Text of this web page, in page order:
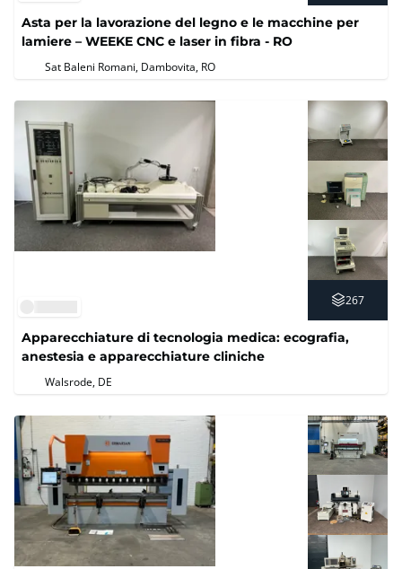
Asta per la lavorazione del legno e le macchine per
lamiere – WEEKE CNC e laser in fibra - RO
Sat Baleni Romani, Dambovita, RO
267
Apparecchiature di tecnologia medica: ecografia,
anestesia e apparecchiature cliniche
Walsrode, DE